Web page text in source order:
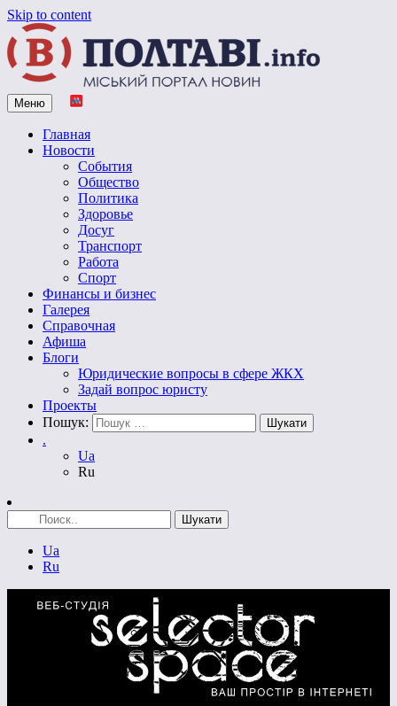
Skip to content
Vpoltave.info
Полтавский портал новостей
Меню
Главная
Новости
События
Общество
Политика
Здоровье
Досуг
Транспорт
Работа
Спорт
Финансы и бизнес
Галерея
Справочная
Афиша
Блоги
Юридические вопросы в сфере ЖКХ
Задай вопрос юристу
Проекты
Пошук:
.
Ua
Ru
Ua
Ru